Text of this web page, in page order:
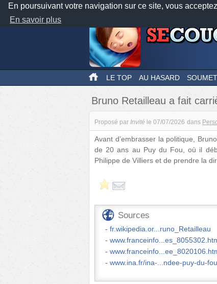
En poursuivant votre navigation sur ce site, vous
En savoir plus
LE TOP AU HASARD
Bruno Retailleau a fait
Proposé par Invité le 07/07/2026 dans
Avant d’embrasser la politique,
de 20 ans au Puy du Fou, où il
Philippe de Villiers et de prendre la
Sources
fr.wikipedia.or...runo_Retailleau
www.ina.fr/ina-...ndee-puy-du-fou